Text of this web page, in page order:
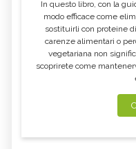
In questo libro, con la
modo efficace come
sostituirli con proteine
carenze alimentari o
vegetariana non
scoprirete come